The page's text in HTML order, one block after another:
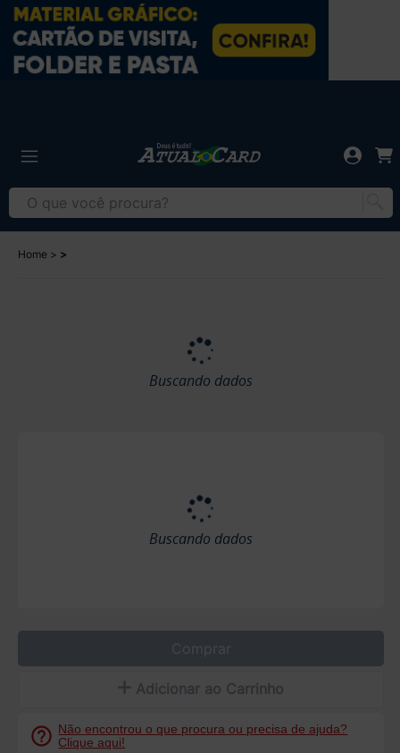
Home
Buscando dados
Buscando dados
Comprar
Adicionar ao Carrinho
Não encontrou o que procura ou precisa de ajuda?
Clique aqui!